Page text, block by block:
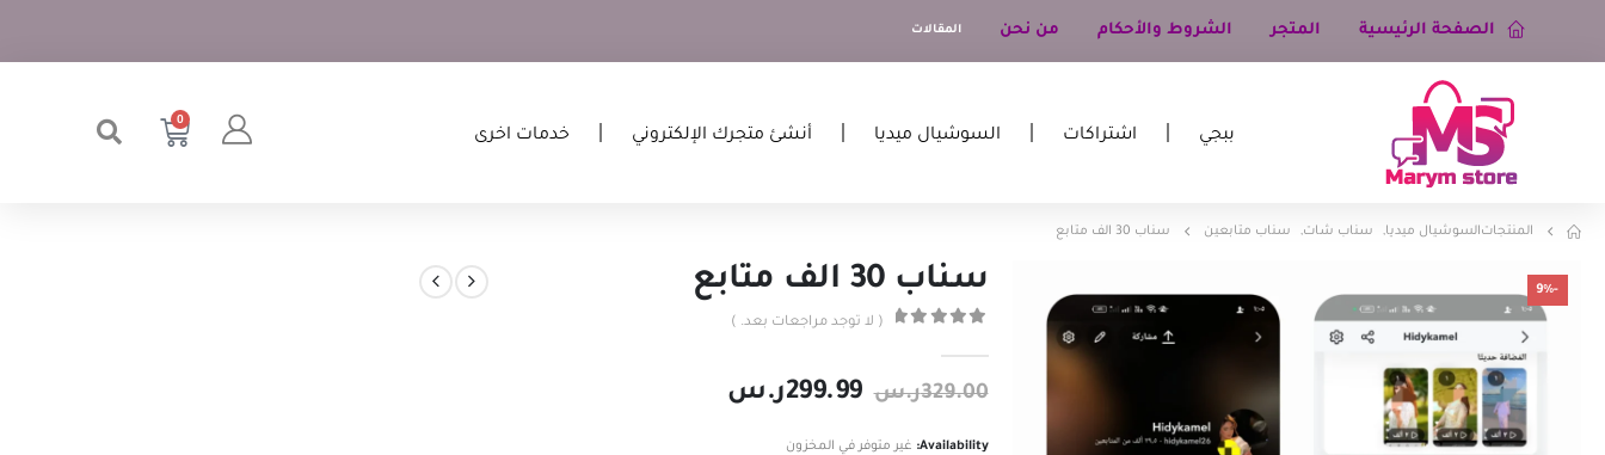
الصفحة الرئيسية المتجر الشروط والأحكام من نحن المقالات
ببجي اشتراكات السوشيال ميديا أنشئ متجرك الإلكتروني خدمات اخرى
0
المنتجاتالسوشيال ميديا, سناب شات, سناب متابعين سناب 30 الف متابع
-9% سناب 30 الف متابع
( لا توجد مراجعات بعد. )
329.00ر.س 299.99ر.س
Availability: غير متوفر في المخزون